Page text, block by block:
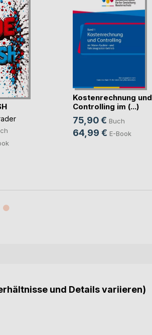
Kostenrechnung und
Controlling im (...)
75,90 € Buch
64,99 € E-Book
und Details variieren)